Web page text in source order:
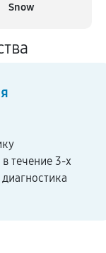
Snow
течение 3-х